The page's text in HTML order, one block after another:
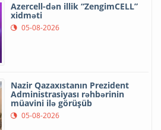
Azercell-dən illik “ZengimCELL”
xidməti
05-08-2026
Nazir Qazaxıstanın Prezident
Administrasiyası rəhbərinin
müavini ilə görüşüb
05-08-2026